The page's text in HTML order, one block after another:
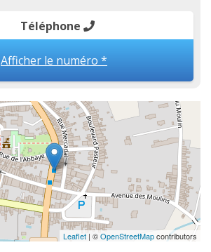
Téléphone
Afficher le numéro *
Leaflet | ©OpenStreetMapcontributors